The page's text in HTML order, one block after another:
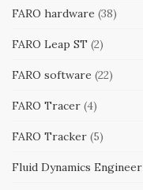
FARO hardware (38)
FARO Leap ST (2)
FARO software (22)
FARO Tracer (4)
FARO Tracker (5)
Fluid Dynamics Engineer